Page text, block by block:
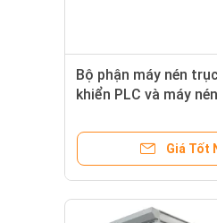
Bộ phận máy nén
khiển PLC và máy
Giá Tốt